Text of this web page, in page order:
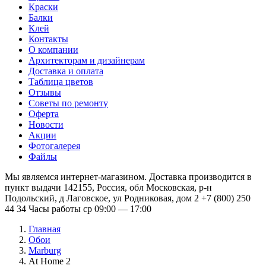
Краски
Балки
Клей
Контакты
О компании
Архитекторам и дизайнерам
Доставка и оплата
Таблица цветов
Отзывы
Советы по ремонту
Оферта
Новости
Акции
Фотогалерея
Файлы
Мы являемся интернет-магазином. Доставка производится в
пункт выдачи 142155, Россия, обл Московская, р-н
Подольский, д Лаговское, ул Родниковая, дом 2 +7 (800) 250
44 34 Часы работы ср 09:00 — 17:00
Главная
Обои
Marburg
At Home 2